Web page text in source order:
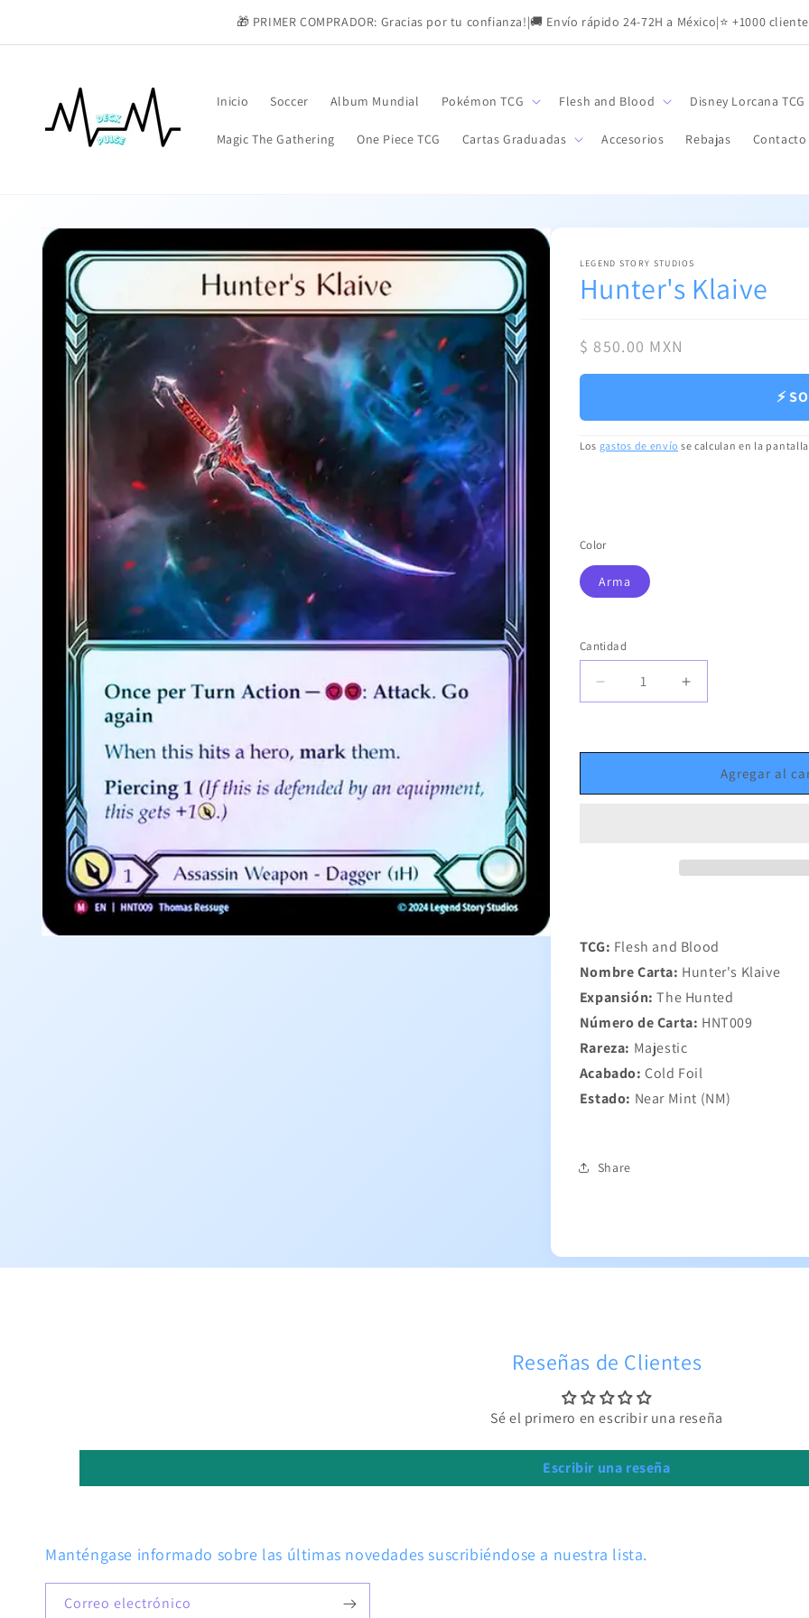
🎁 PRIMER COMPRADOR: Gracias por tu confianza!|🚚 Envío rápido 24-72H a México|⭐ +1000
Inicio Soccer Album Mundial Pokémon TCG Flesh and Blood Disney Lorcana TCG
Magic The Gathering One Piece TCG Cartas Graduadas Accesorios Rebajas Contacto
directamente
a la
información
del producto
LEGEND STORY STUDIOS
Hunter's Klaive
Precio
habitual
$ 850.00 MXN
⚡
Los gastos de envío se calculan en la
Color
Arma
Cantidad
Cantidad
Reducir
cantidad
Aumentar
cantidad
KlaiveAgregar al
TCG: Flesh and Blood
Nombre Carta: Hunter's Klaive
Expansión: The Hunted
Número de Carta: HNT009
Rareza: Majestic
Acabado: Cold Foil
Estado: Near Mint (NM)
Share
Reseñas de Clientes
Sé el primero en escribir una reseña
Escribir una reseña
Manténgase informado sobre las últimas novedades suscribiéndose a nuestra lista.
Correo electrónico